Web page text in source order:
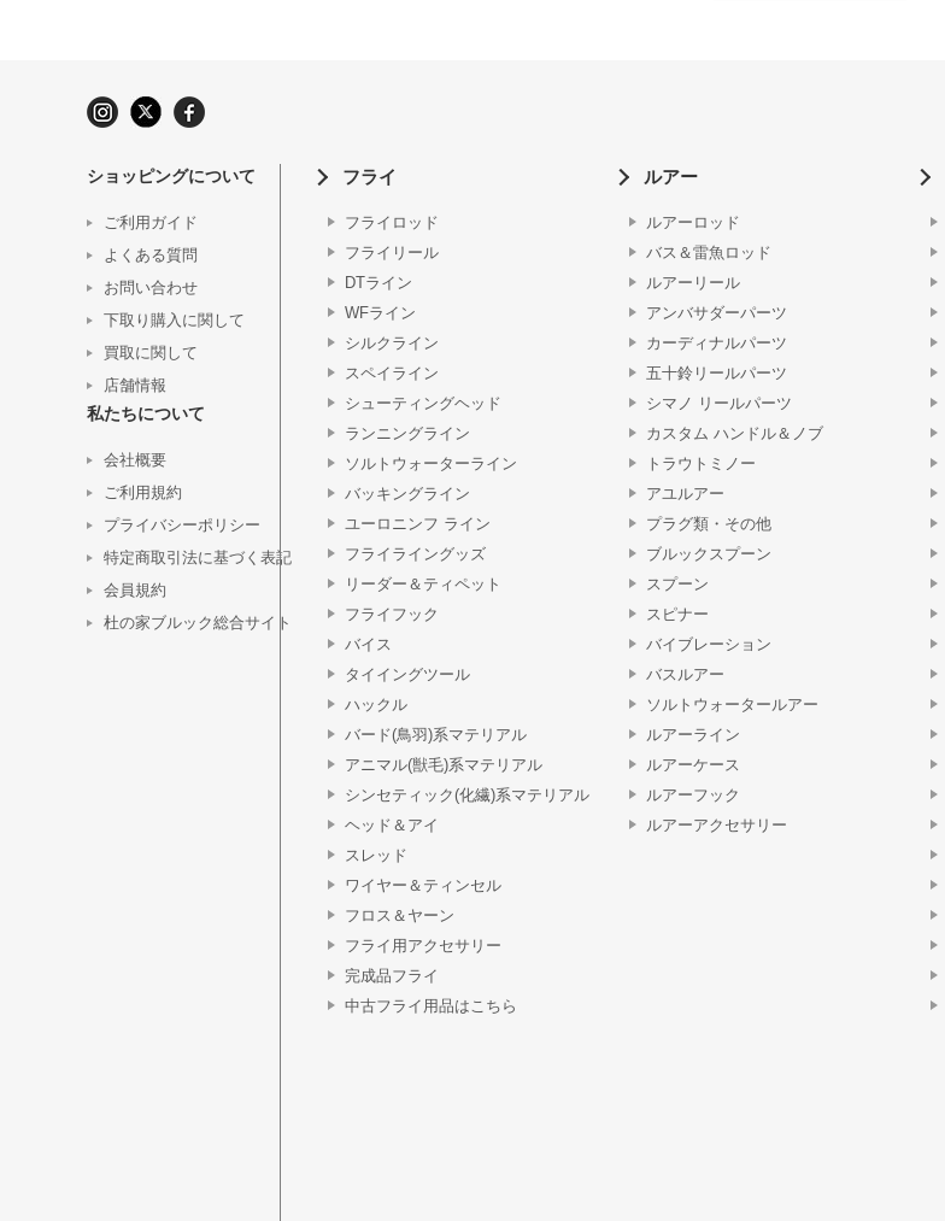
ショッピングについて
ご利用ガイド
よくある質問
お問い合わせ
下取り購入に関して
買取に関して
店舗情報
私たちについて
会社概要
ご利用規約
プライバシーポリシー
特定商取引法に基づく表記
会員規約
杜の家ブルック総合サイト
フライ
フライロッド
フライリール
DTライン
WFライン
シルクライン
スペイライン
シューティングヘッド
ランニングライン
ソルトウォーターライン
バッキングライン
ユーロニンフ ライン
フライライングッズ
リーダー＆ティペット
フライフック
バイス
タイイングツール
ハックル
バード(鳥羽)系マテリアル
アニマル(獣毛)系マテリアル
シンセティック(化繊)系マテリアル
ヘッド＆アイ
スレッド
ワイヤー＆ティンセル
フロス＆ヤーン
フライ用アクセサリー
完成品フライ
中古フライ用品はこちら
ルアー
ルアーロッド
バス＆雷魚ロッド
ルアーリール
アンバサダーパーツ
カーディナルパーツ
五十鈴リールパーツ
シマノ リールパーツ
カスタム ハンドル＆ノブ
トラウトミノー
アユルアー
プラグ類・その他
ブルックスプーン
スプーン
スピナー
バイブレーション
バスルアー
ソルトウォータールアー
ルアーライン
ルアーケース
ルアーフック
ルアーアクセサリー